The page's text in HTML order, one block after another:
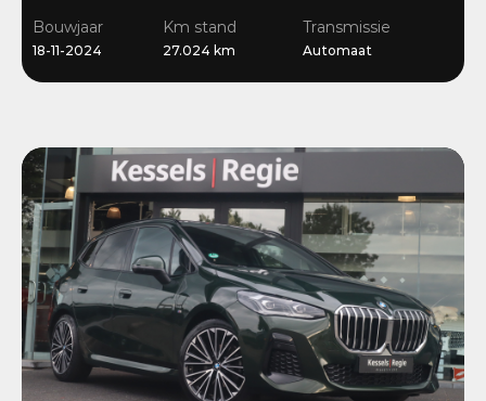
Massage |
Stuur/Stoelverwarming |
Bouwjaar
18-11-2024
Km stand
27.024 km
Transmissie
Automaat